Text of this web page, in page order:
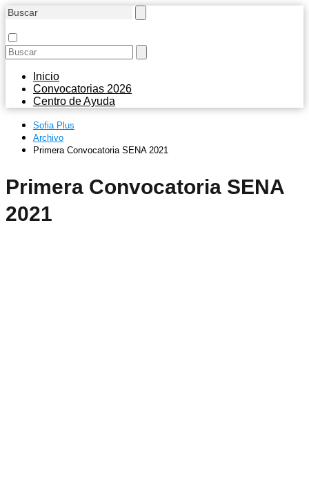
Inicio
Convocatorias 2026
Centro de Ayuda
Sofia Plus
Archivo
Primera Convocatoria SENA 2021
Primera Convocatoria SENA
2021